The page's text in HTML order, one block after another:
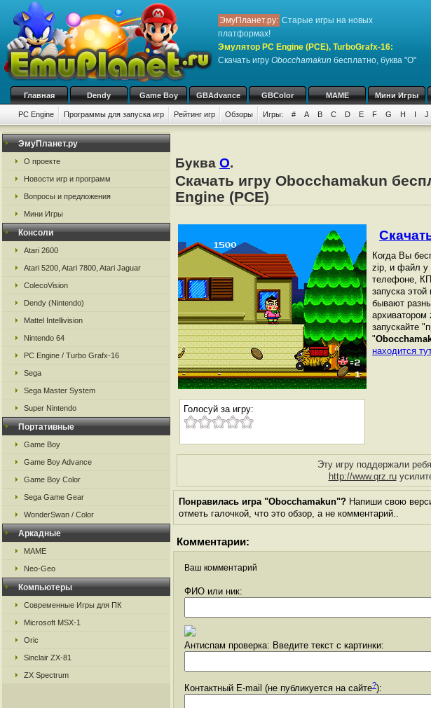
ЭмуПланет.ру: Старые игры на новых
платформах!
Эмулятор PC Engine (PCE), TurboGrafx-16:
Скачать игру Obocchamakun бесплатно, буква "O"
Главная Dendy Game Boy GBAdvance GBColor MAME Мини Игры
PC Engine Программы для запуска игр Рейтинг игр Обзоры Игры: # A B C D E F G H I J
ЭмуПланет.ру
О проекте
Новости игр и программ
Вопросы и предложения
Мини Игры
Консоли
Atari 2600
Atari 5200, Atari 7800, Atari Jaguar
ColecoVision
Dendy (Nintendo)
Mattel Intellivision
Nintendo 64
PC Engine / Turbo Grafx-16
Sega
Sega Master System
Super Nintendo
Портативные
Game Boy
Game Boy Advance
Game Boy Color
Sega Game Gear
WonderSwan / Color
Аркадные
MAME
Neo-Geo
Компьютеры
Современные Игры для ПК
Microsoft MSX-1
Oric
Sinclair ZX-81
ZX Spectrum
Буква O.
Скачать игру Obocchamakun
Engine (PCE)
Голосуй за игру:
Когда Вы
zip, и файл у
телефоне,
запуска этой
бывают
архиватором
запускайте
"
находится тут
Эту игру поддержали
http://www.qrz.ru
Понравилась игра "Obocchamakun"? Напиши свою
отметь галочкой, что это обзор, а не комментарий..
Комментарии:
Ваш комментарий
ФИО или ник:
Антиспам проверка: Введите текст с картинки:
Контактный E-mail (не публикуется на сайте?):